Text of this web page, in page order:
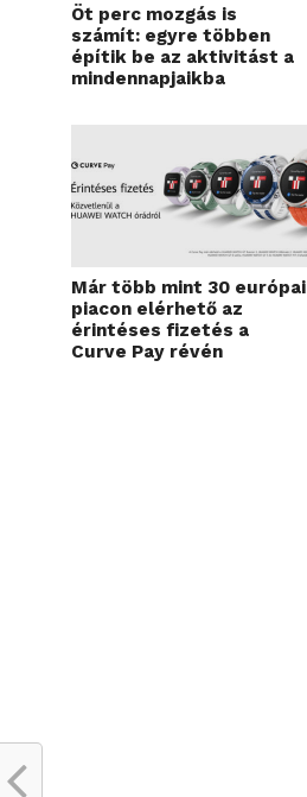
Öt perc mozgás is
számít: egyre többen
építik be az aktivitást a
mindennapjaikba
Már több mint 30 európai
piacon elérhető az
érintéses fizetés a
Curve Pay révén